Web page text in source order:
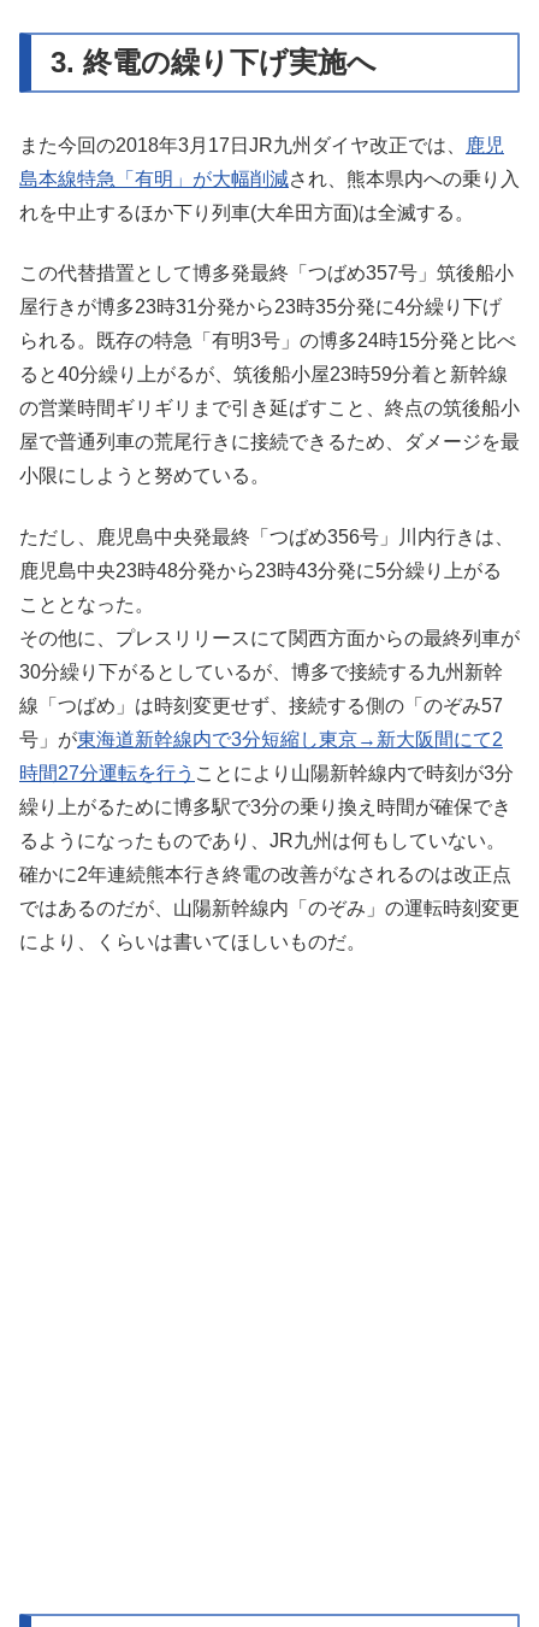
3. 終電の繰り下げ実施へ
また今回の2018年3月17日JR九州ダイヤ改正では、
鹿児
島本線特急「有明」が大幅削減され、熊本県内への乗り入
れを中止するほか下り列車(大牟田方面)は全滅する。
この代替措置として博多発最終「つばめ357号」筑後船小
屋行きが博多23時31分発から23時35分発に4分繰り下げ
られる。既存の特急「有明3号」の博多24時15分発と比べ
ると40分繰り上がるが、筑後船小屋23時59分着と新幹線
の営業時間ギリギリまで引き延ばすこと、終点の筑後船小
屋で普通列車の荒尾行きに接続できるため、ダメージを最
小限にしようと努めている。
ただし、鹿児島中央発最終「つばめ356号」川内行きは、
鹿児島中央23時48分発から23時43分発に5分繰り上がる
こととなった。
その他に、プレスリリースにて関西方面からの最終列車が
30分繰り下がるとしているが、博多で接続する九州新幹
線「つばめ」は時刻変更せず、接続する側の「のぞみ57
号」が東海道新幹線内で3分短縮し東京→新大阪間にて2
時間27分運転を行う ことにより山陽新幹線内で時刻が3分
繰り上がるために博多駅で3分の乗り換え時間が確保でき
るようになったものであり、JR九州は何もしていない。
確かに2年連続熊本行き終電の改善がなされるのは改正点
ではあるのだが、山陽新幹線内「のぞみ」の運転時刻変更
により、くらいは書いてほしいものだ。